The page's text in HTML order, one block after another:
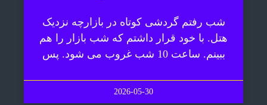
شب رفتم گردشی کوتاه در بازارچه نزدیک
هتل. با خود قرار داشتم که شب بازار را هم
ببینم. ساعت 10 شب غروب می شود. پس
2026-05-30